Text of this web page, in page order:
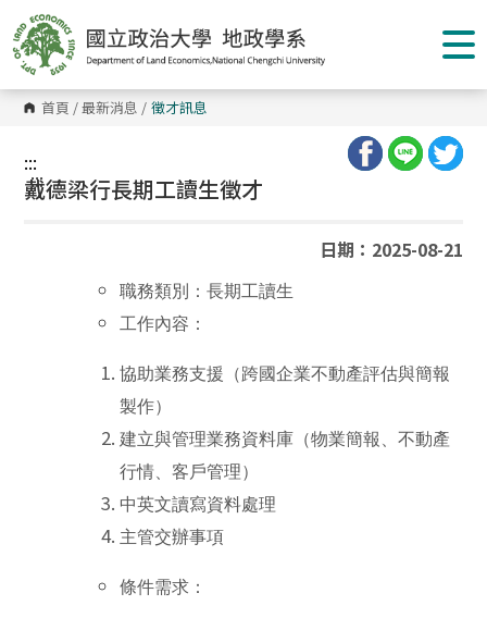
到
主
要
內
容
區 首頁 /最新消息 / 徵才訊息
:::
:::
戴德梁行長期工讀生徵才
日期：2025-08-21
職務類別：長期工讀生
工作內容：
協助業務支援（跨國企業不動產評估與簡報
製作）
建立與管理業務資料庫（物業簡報、不動產
行情、客戶管理）
中英文讀寫資料處理
主管交辦事項
條件需求：